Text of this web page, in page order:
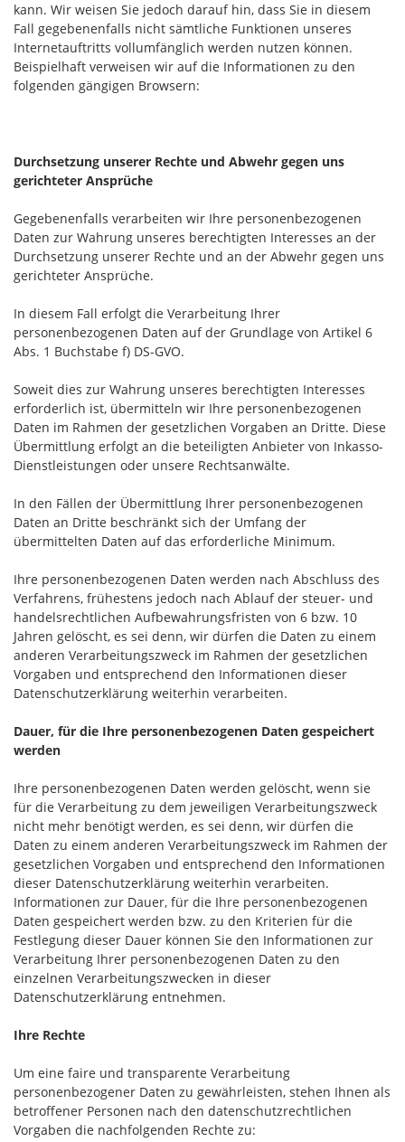
kann. Wir weisen Sie jedoch darauf hin, dass Sie in diesem
Fall gegebenenfalls nicht sämtliche Funktionen unseres
Internetauftritts vollumfänglich werden nutzen können.
Beispielhaft verweisen wir auf die Informationen zu den
folgenden gängigen Browsern:
Durchsetzung unserer Rechte und Abwehr gegen uns
gerichteter Ansprüche
Gegebenenfalls verarbeiten wir Ihre personenbezogenen
Daten zur Wahrung unseres berechtigten Interesses an der
Durchsetzung unserer Rechte und an der Abwehr gegen uns
gerichteter Ansprüche.
In diesem Fall erfolgt die Verarbeitung Ihrer
personenbezogenen Daten auf der Grundlage von Artikel 6
Abs. 1 Buchstabe f) DS-GVO.
Soweit dies zur Wahrung unseres berechtigten Interesses
erforderlich ist, übermitteln wir Ihre personenbezogenen
Daten im Rahmen der gesetzlichen Vorgaben an Dritte. Diese
Übermittlung erfolgt an die beteiligten Anbieter von Inkasso-
Dienstleistungen oder unsere Rechtsanwälte.
In den Fällen der Übermittlung Ihrer personenbezogenen
Daten an Dritte beschränkt sich der Umfang der
übermittelten Daten auf das erforderliche Minimum.
Ihre personenbezogenen Daten werden nach Abschluss des
Verfahrens, frühestens jedoch nach Ablauf der steuer- und
handelsrechtlichen Aufbewahrungsfristen von 6 bzw. 10
Jahren gelöscht, es sei denn, wir dürfen die Daten zu einem
anderen Verarbeitungszweck im Rahmen der gesetzlichen
Vorgaben und entsprechend den Informationen dieser
Datenschutzerklärung weiterhin verarbeiten.
Dauer, für die Ihre personenbezogenen Daten gespeichert
werden
Ihre personenbezogenen Daten werden gelöscht, wenn sie
für die Verarbeitung zu dem jeweiligen Verarbeitungszweck
nicht mehr benötigt werden, es sei denn, wir dürfen die
Daten zu einem anderen Verarbeitungszweck im Rahmen der
gesetzlichen Vorgaben und entsprechend den Informationen
dieser Datenschutzerklärung weiterhin verarbeiten.
Informationen zur Dauer, für die Ihre personenbezogenen
Daten gespeichert werden bzw. zu den Kriterien für die
Festlegung dieser Dauer können Sie den Informationen zur
Verarbeitung Ihrer personenbezogenen Daten zu den
einzelnen Verarbeitungszwecken in dieser
Datenschutzerklärung entnehmen.
Ihre Rechte
Um eine faire und transparente Verarbeitung
personenbezogener Daten zu gewährleisten, stehen Ihnen als
betroffener Personen nach den datenschutzrechtlichen
Vorgaben die nachfolgenden Rechte zu: